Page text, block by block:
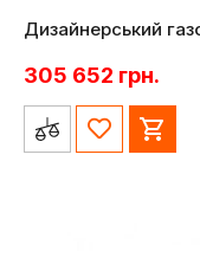
Дизайнерський
305 652 грн.